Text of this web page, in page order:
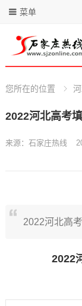
菜单
您所在的位置
2022河北高考
来源： 石家庄热线
2022河北高
2022